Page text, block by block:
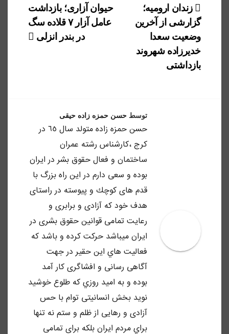
راهبری
نوشته
حیوان آزاری؛ بازداشت
عامل آزار ۷ قلاده سگ
در بندر انزلی
زندان ارومیه؛
گزارشی از آخرین
وضعیت سعدا
خدیرزاده شهروند
بازداشتی
توسط حسن حمزه زاده حیقی
حسن حمزه زاده متولد سال ٦٥ در
كرج ،كارشناس رشته عمران
ساختمان و فعال حقوق بشر در ايران
بوده و سعى دارم در اين راه بزرگ با
قدم هاى كوچك و پيوسته در راستاى
هدف خود كه آزادى و برابرى و
رعايت تمامى قوانين حقوق بشرى در
ايران ميباشد حركت كرده و باشد كه
فعاليت هاي اين حقير در جهت
آگاهى رسانى و افشاگرى كار آمد
بوده و به اميد روزي كه طلوع خوشيد
نويد بخش انسانيتى توام با حس
آزادى و رهايى از ظلم و ستم نه تنها
براي مردم ايران بلكه براى تمامى